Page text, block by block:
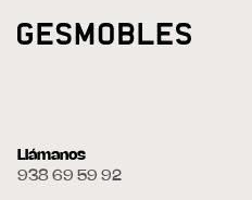
Llámanos
938 69 59 92